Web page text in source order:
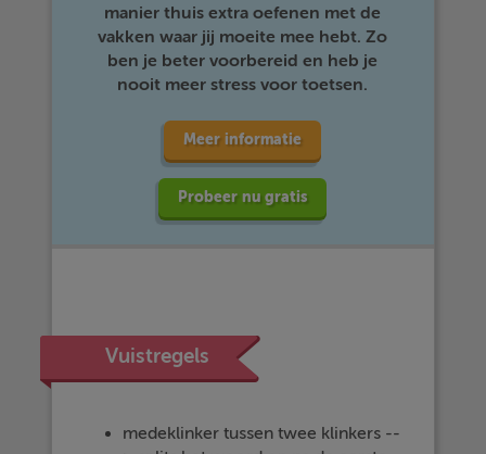
manier thuis extra oefenen met de
vakken waar jij moeite mee hebt. Zo
ben je beter voorbereid en heb je
nooit meer stress voor toetsen.
Meer informatie
Probeer nu gratis
Vuistregels
medeklinker tussen twee klinkers --